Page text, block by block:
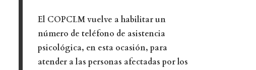
El COPCLM vuelve a habilitar un
número de teléfono de asistencia
psicológica, en esta ocasión, para
atender a las personas afectadas por los